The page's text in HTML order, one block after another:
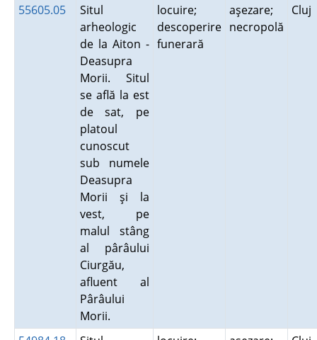
55605.05
Situl
arheologic
de la Aiton -
Deasupra
Morii. Situl
se află la est
de sat, pe
platoul
cunoscut
sub numele
Deasupra
Morii şi la
vest, pe
malul stâng
al pârâului
Ciurgău,
afluent al
Pârâului
Morii.
locuire;
descoperire
funerară
aşezare;
necropolă
Cluj